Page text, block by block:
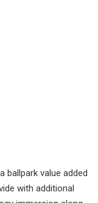
ballpark value added
with additional